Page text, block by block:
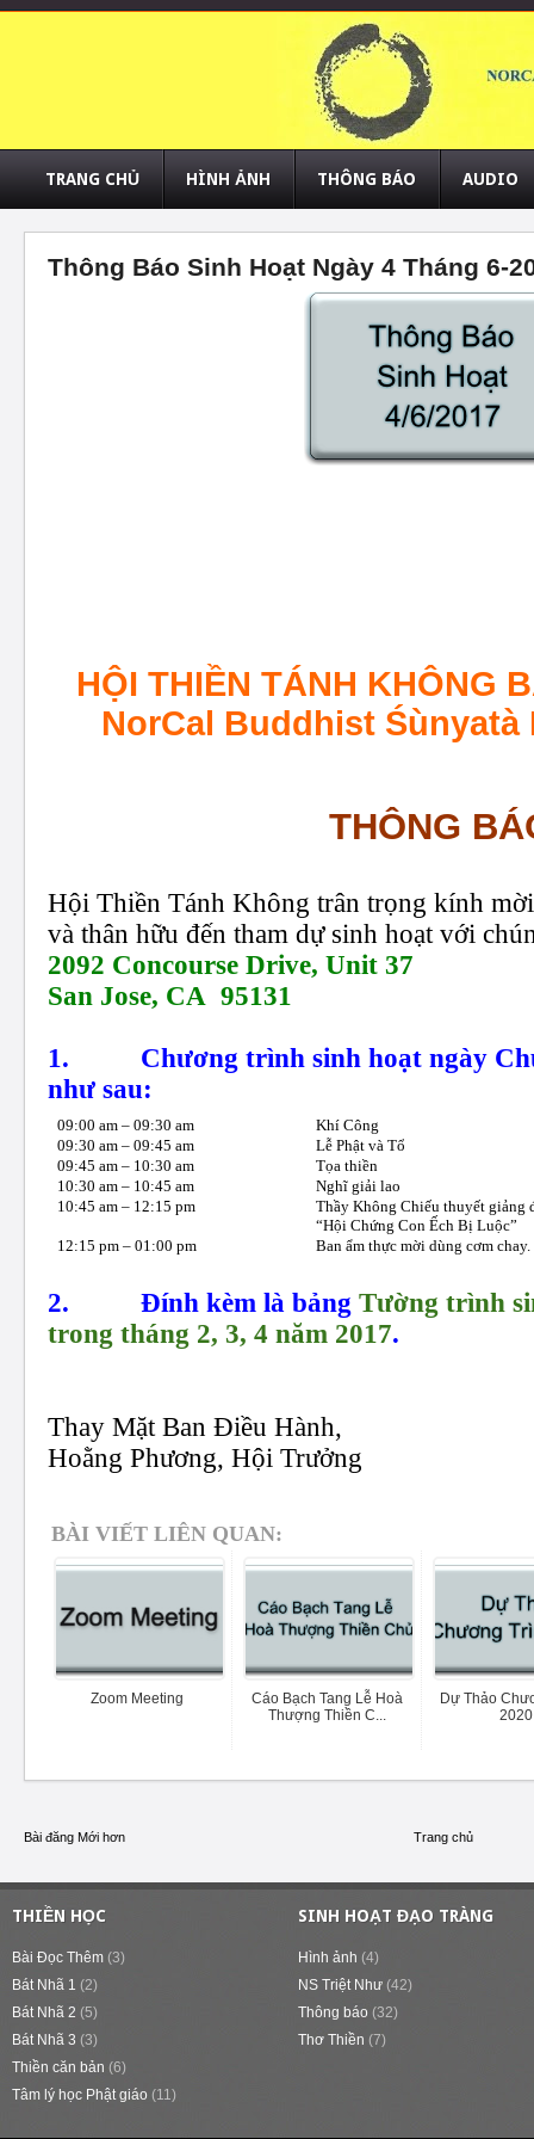
TRANG CHỦ HÌNH ẢNH THÔNG BÁO AUDIO
Thông Báo Sinh Hoạt Ngày 4 Tháng 6-
HỘI THIỀN TÁNH KHÔNG
NorCal Buddhist Śùnyatà
THÔNG
Hội Thiền Tánh Không trân trọng kính
và thân hữu đến tham dự sinh hoạt với
2092 Concourse Drive, Unit 37
San Jose, CA 95131
1.
Chương trình sinh hoạt ngày
như sau:
09:00 am – 09:30 am
Khí Công
09:30 am –09:45 am
Lễ Phật và Tổ
09:45 am – 10:30 am
Tọa thiền
10:30 am – 10:45 am
Nghĩ giải lao
10:45 am – 12:15 pm
Thầy Không Chiếu thuyết giảng
“Hội Chứng Con Ếch Bị Luộc”
12:15 pm – 01:00 pm Ban ẩm thực mời dùng cơm chay.
2. Đính kèm là bảng Tường trình
trong tháng 2, 3, 4 năm 2017.
Thay Mặt Ban Điều Hành,
Hoằng Phương, Hội Trưởng
BÀI VIẾT LIÊN QUAN:
Zoom Meeting
Cáo Bạch Tang Lễ Hoà
Thượng Thiền C...
Dự Thảo
2020
Bài đăng Mới hơn Trang chủ
THIỀN HỌC
Bài Đọc Thêm (3)
Bát Nhã 1 (2)
Bát Nhã 2 (5)
Bát Nhã 3 (3)
Thiền căn bản (6)
Tâm lý học Phật giáo (11)
SINH HOẠT ĐẠO TRÀNG
Hình ảnh (4)
NS Triệt Như (42)
Thông báo (32)
Thơ Thiền (7)